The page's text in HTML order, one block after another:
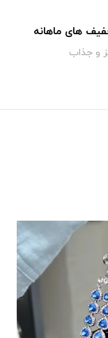
های ماهانه
و جذاب